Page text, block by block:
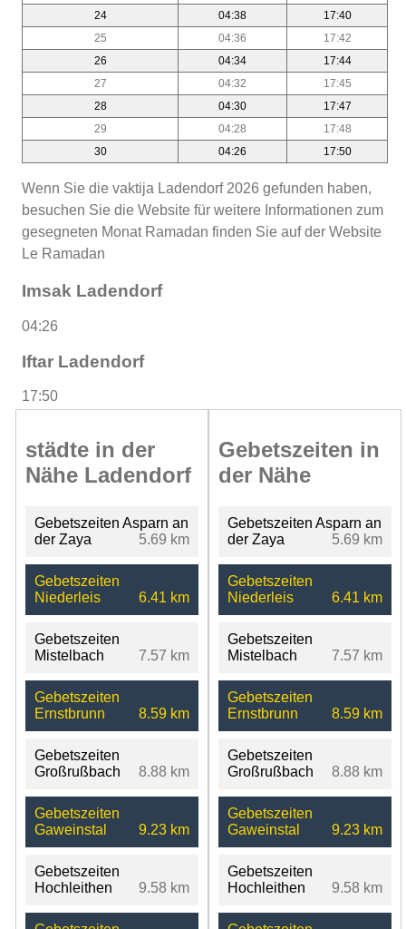
24
04:38
17:40
25
04:36
17:42
26
04:34
17:44
27
04:32
17:45
28
04:30
17:47
29
04:28
17:48
30
04:26 17:50
Wenn Sie die vaktija Ladendorf 2026 gefunden haben,
besuchen Sie die Website für weitere Informationen zum
gesegneten Monat Ramadan finden Sie auf der Website
Le Ramadan
Imsak Ladendorf
04:26
Iftar Ladendorf
17:50
städte in der
Nähe Ladendorf
Gebetszeiten Asparn an
der Zaya
5.69 km
Gebetszeiten
Niederleis
6.41 km
Gebetszeiten
Mistelbach
7.57 km
Gebetszeiten
Ernstbrunn
8.59 km
Gebetszeiten
Großrußbach
8.88 km
Gebetszeiten
Gaweinstal
9.23 km
Gebetszeiten
Hochleithen
9.58 km
Gebetszeiten in
der Nähe
Gebetszeiten Asparn an
der Zaya
5.69 km
Gebetszeiten
Niederleis
6.41 km
Gebetszeiten
Mistelbach
7.57 km
Gebetszeiten
Ernstbrunn
8.59 km
Gebetszeiten
Großrußbach
8.88 km
Gebetszeiten
Gaweinstal
9.23 km
Gebetszeiten
Hochleithen
9.58 km